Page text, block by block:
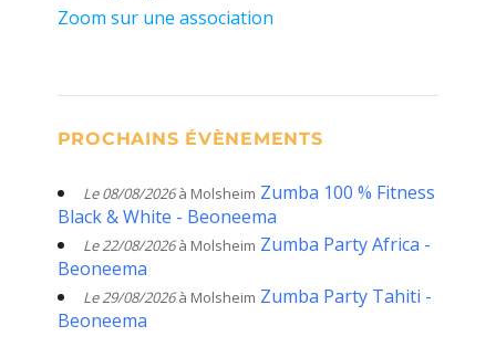
Zoom sur une association
PROCHAINS ÉVÈNEMENTS
Le 08/08/2026à Molsheim Zumba 100 % Fitness
Black & White - Beoneema
Le 22/08/2026à Molsheim Zumba Party Africa -
Beoneema
Le 29/08/2026à Molsheim Zumba Party Tahiti -
Beoneema